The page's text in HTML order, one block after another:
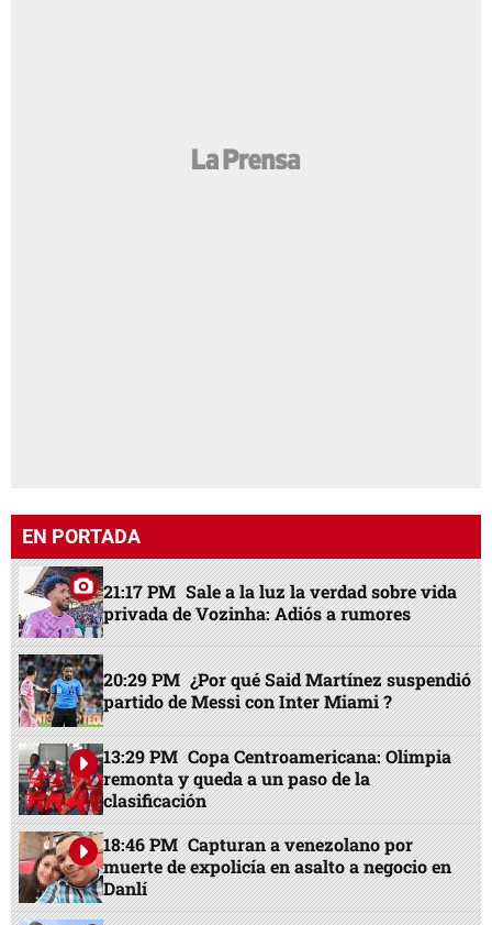
EN PORTADA
21:17 PM Sale a la luz la verdad sobre vida
privada de Vozinha: Adiós a rumores
20:29 PM ¿Por qué Said Martínez suspendió
partido de Messi con Inter Miami ?
13:29 PM Copa Centroamericana: Olimpia
remonta y queda a un paso de la
clasificación
18:46 PM Capturan a venezolano por
muerte de expolicía en asalto a negocio en
Danlí